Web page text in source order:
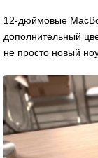
12-дюймовые
дополнительный
не просто новый